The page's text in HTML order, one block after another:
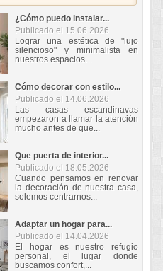
¿Cómo puedo instalar...
Publicado el 15.06.2026
Lograr una estética de "lujo
silencioso" y minimalista en
nuestros espacios...
Cómo decorar con estilo...
Publicado el 14.06.2026
Las casas escandinavas
empezaron a llamar la atención
mucho antes de que...
Que puerta de interior...
Publicado el 18.05.2026
Cuando pensamos en renovar
la decoración de nuestra casa,
solemos centrarnos...
Adaptar un hogar para...
Publicado el 14.04.2026
El hogar es nuestro refugio
personal, el lugar donde
buscamos confort,...